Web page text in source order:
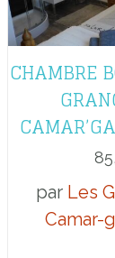
CHAMBRE
par Les
Camar-